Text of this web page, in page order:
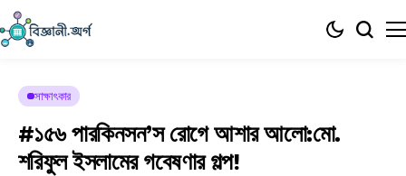
সাক্ষাৎকার
#১৫৬ পারকিনসন’স রোগে আশার আলো:মো.
শরিফুল ইসলামের গবেষণার গল্প!